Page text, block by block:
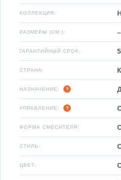
КОЛЛЕКЦИЯ:
РАЗМЕРЫ (СМ.):
ГАРАНТИЙНЫЙ СРОК:
СТРАНА:
НАЗНАЧЕНИЕ:
УПРАВЛЕНИЕ:
ФОРМА СМЕСИТЕЛЯ:
СТИЛЬ:
ЦВЕТ: